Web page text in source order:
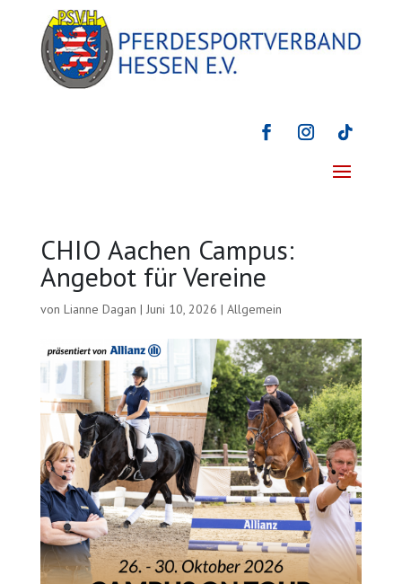
CHIO Aachen Campus:
Angebot für Vereine
von Lianne Dagan | Juni 10, 2026 | Allgemein